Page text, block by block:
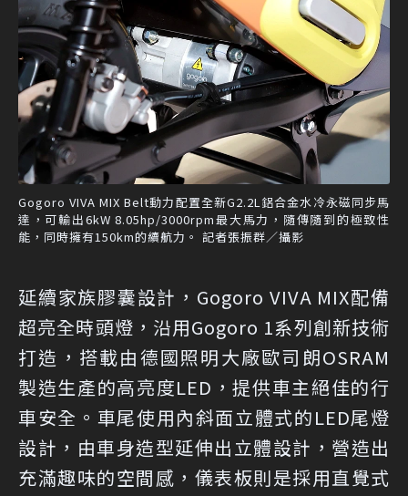
Gogoro VIVA MIX Belt動力配置全新G2.2L鋁合金水冷永磁同步馬
達，可輸出6kW 8.05hp/3000rpm最大馬力，隨傳隨到的極致性
能，同時擁有150km的續航力。 記者張振群／攝影
延續家族膠囊設計，Gogoro VIVA MIX配備
超亮全時頭燈，沿用Gogoro 1系列創新技術
打造，搭載由德國照明大廠歐司朗OSRAM
製造生產的高亮度LED，提供車主絕佳的行
車安全。車尾使用內斜面立體式的LED尾燈
設計，由車身造型延伸出立體設計，營造出
充滿趣味的空間感，儀表板則是採用直覺式